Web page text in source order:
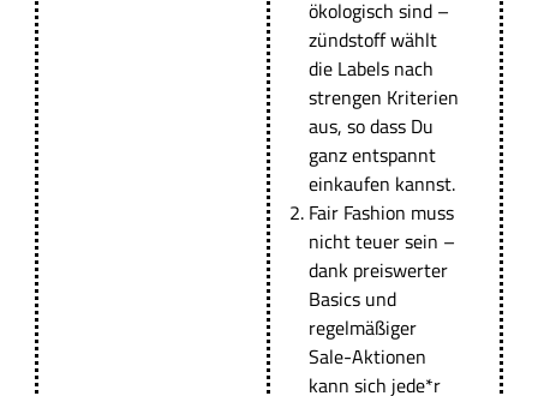
ökologisch sind –
zündstoffwählt
die Labels nach
strengen Kriterien
aus, so dass Du
ganz entspannt
einkaufen kannst.
Fair Fashion muss
nicht teuer sein –
dank preiswerter
Basics und
regelmäßiger
Sale-Aktionen
kann sich jede*r